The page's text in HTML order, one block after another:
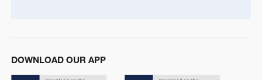
DOWNLOAD OUR APP